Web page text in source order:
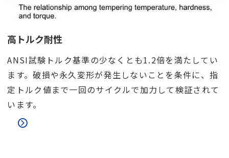
高トルク耐性
ANSI試験トルク基準の少なくとも1.2倍を満たしてい
ます。破損や永久変形が発生しないことを条件に、指
定トルク値まで一回のサイクルで加力して検証されて
います。